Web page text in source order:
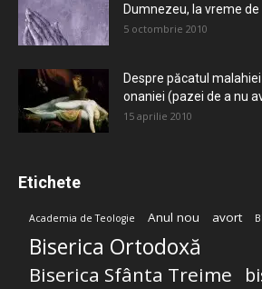
Dumnezeu, la vreme de
5 octombrie 2010
Despre păcatul
onaniei (pazei de a nu
15 aprilie 2010
Etichete
Academia de Teologie Anul nou avort
Biserica Ortodoxă
Biserica Sfânta Treime